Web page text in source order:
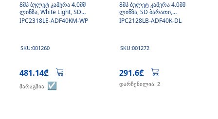
8მპ ბულეტ კამერა 4.0მმ
ლინზა, White Light, SD
ბარათი, მიკროფონი
IPC2318LE-ADF40KM-WP
SKU:001260
481.14₾
მარაგშია: ☑️
8მპ ბულეტ კამერა 4.0მმ
ლინზა, SD ბარათი,
მიკროფონი, DL
IPC2128LB-ADF40K-DL
SKU:001272
291.6₾
დარჩენილია: 2